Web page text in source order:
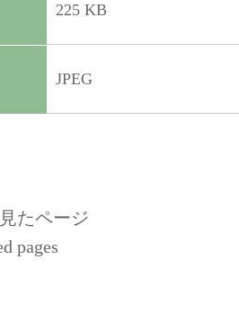
225 KB
JPEG
たページ
pages